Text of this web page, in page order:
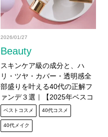
Beauty
2026/01/27
スキンケア級の成分と、ハ
リ・ツヤ・カバー・透明感全
部盛りを叶える40代の正解フ
ァンデ３選｜【2025年ベスコ
ス】
ベストコスメ 40代コスメ
40代メイク